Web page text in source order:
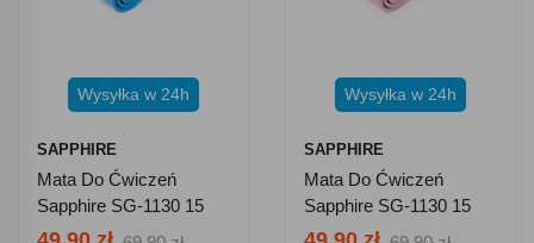
Wysyłka w 24h
SAPPHIRE
Mata Do Ćwiczeń
Sapphire SG-1130 15
Mm - Niebieska
Wysyłka w 24h
SAPPHIRE
Mata Do Ćwiczeń
Sapphire SG-1130 15
Mm - Różowa